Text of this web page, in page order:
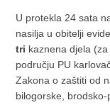
U protekla 24 sata
nasilja u obitelji
tri kaznena djela
području PU
Zakona o zaštiti od
bilogorske,